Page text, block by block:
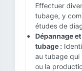
Effectuer
tubage, y
études de
Dépannage
tubage :
au tubage qui
ou la